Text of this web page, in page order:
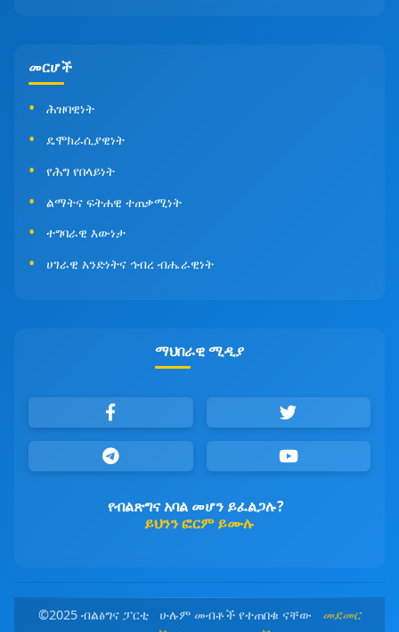
መርሆች
ሕዝባዊነት
ዴሞክራሲያዊነት
የሕግ የበላይነት
ልማትና ፍትሐዊ ተጠቃሚነት
ተግባራዊ እውነታ
ሀገራዊ አንድነትና ኅብረ ብሔራዊነት
ማህበራዊ ሚዲያ
የብልጽግና አባል መሆን ይፈልጋሉ?
ይህንን ፎርም ይሙሉ
©2025 ብልፅግና ፓርቲ ሁሉም መብቶች የተጠበቁ ናቸው መደመር